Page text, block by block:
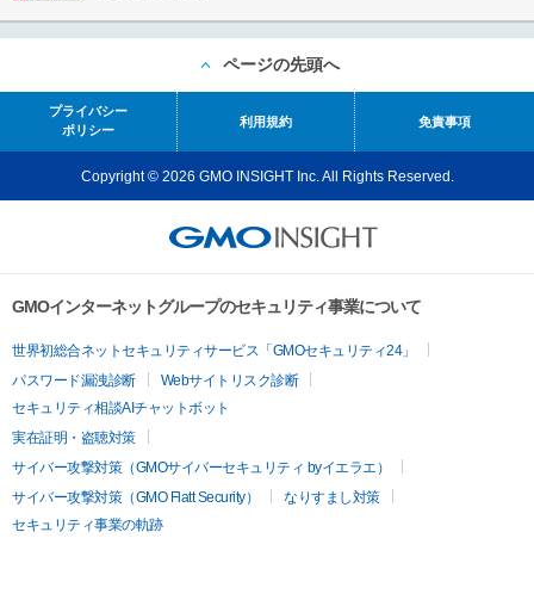
ページの先頭へ
プライバシー
ポリシー
利用規約 免責事項
Copyright © 2026 GMO INSIGHT Inc. All Rights Reserved.
GMOインターネットグループのセキュリティ事業について
世界初総合ネットセキュリティサービス「GMOセキュリティ24」
パスワード漏洩診断
Webサイトリスク診断
セキュリティ相談AIチャットボット
実在証明・盗聴対策
サイバー攻撃対策（GMOサイバーセキュリティ byイエラエ）
サイバー攻撃対策（GMO Flatt Security）
なりすまし対策
セキュリティ事業の軌跡